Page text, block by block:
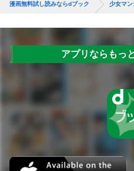
漫画無料試し読みならdブック 少女マン
アプリならもっ